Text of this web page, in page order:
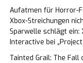
Aufatmen für Horror-
Xbox-Streichungen
Sparwelle schlägt ein:
Interactive bei
Tainted Grail: The Fall